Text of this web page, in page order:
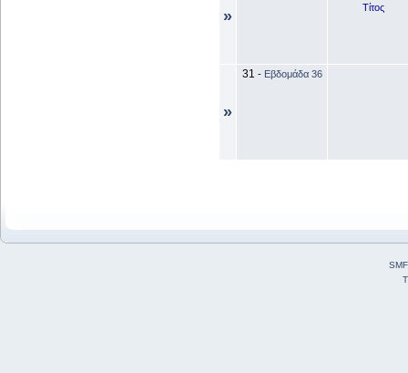
»
Τίτος
»
31 - Εβδομάδα 36